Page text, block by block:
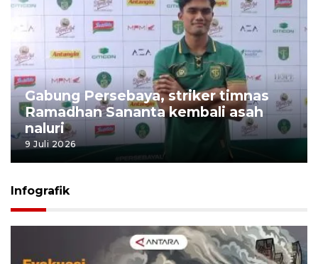
Gabung Persebaya, striker timnas
Ramadhan Sananta kembali asah
naluri
9 Juli 2026
Infografik